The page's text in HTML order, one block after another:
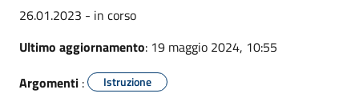
26.01.2023 - in corso
Ultimo aggiornamento: 19 maggio 2024, 10:55
Argomenti : Istruzione